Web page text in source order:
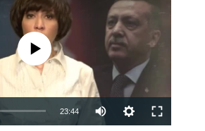
currently available
23:44